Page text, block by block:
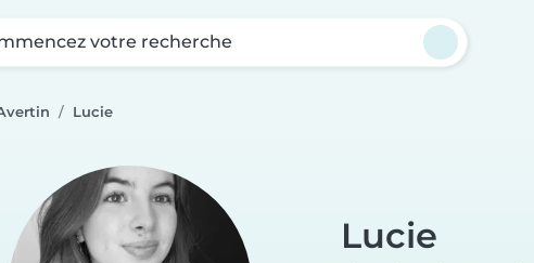
votre recherche
Lucie
Lucie